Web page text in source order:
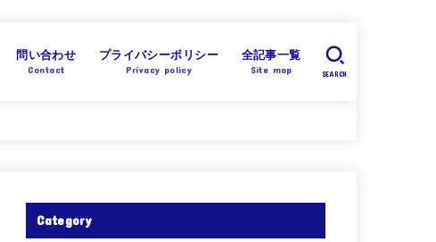
問い合わせ
Contact
プライバシーポリシー
Privacy policy
全記事一覧
Site map SEARCH
Category